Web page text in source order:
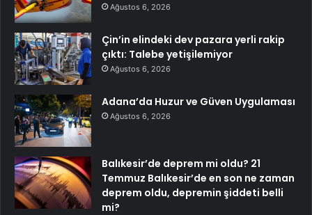
Ağustos 6, 2026
Çin’in elindeki dev pazara yerli rakip
çıktı: Talebe yetişilemiyor
Ağustos 6, 2026
Adana’da Huzur ve Güven Uygulaması
Ağustos 6, 2026
Balıkesir’de deprem mi oldu? 21
Temmuz Balıkesir’de en son ne zaman
deprem oldu, depremin şiddeti belli
mi?